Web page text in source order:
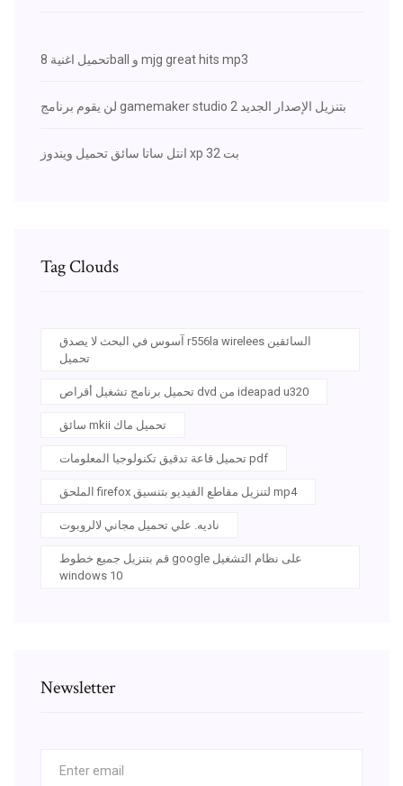
تحميل اغنية 8ball و mjg great hits mp3
لن يقوم برنامج gamemaker studio 2 بتنزيل الإصدار الجديد
انتل ساتا سائق تحميل ويندوز xp 32 بت
Tag Clouds
آسوس في البحث لا يصدق r556la wirelees السائقين
تحميل
تحميل برنامج تشغيل أقراص dvd من ideapad u320
سائق mkii تحميل ماك
تحميل قاعة تدقيق تكنولوجيا المعلومات pdf
الملحق firefox لتنزيل مقاطع الفيديو بتنسيق mp4
ناديه. علي تحميل مجاني لالروبوت
قم بتنزيل جميع خطوط google على نظام التشغيل
windows 10
Newsletter